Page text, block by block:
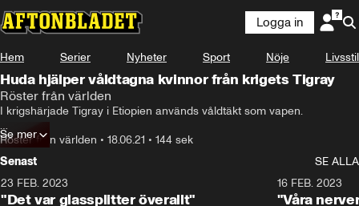
Logga in
Hem Serier Nyheter Sport Nöje Livsstil
Huda hjälper våldtagna kvinnor från krigets Tigray
Röster från världen
I krigshärjade Tigray i Etiopien används våldtäkt som vapen.
Barnmorskan Huda Mohammed, 58,  som till vardags jobbar på
Sabbatsbergs sjukhus, startade en insamling för att hjälpa kvinnorna.
Våren 2021 åkte hon till Sudans flyktingläger.
Röster från världen • 18.06.21 • 144 sek
Se mer
Senast
SE ALLA
23 FEB. 2023
"Det var glassplitter överallt"
16 FEB. 2023
"Våra